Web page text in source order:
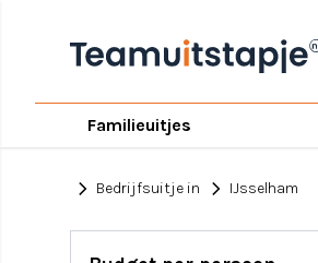
Familieuitjes
chevron_right Bedrijfsuitje in chevron_right IJsselham